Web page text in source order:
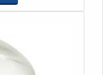
sempre a opção
como
e buchas
sempre a
que
custos diretos
você